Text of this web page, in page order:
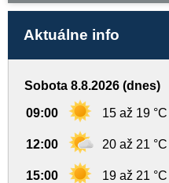
Aktuálne info
Sobota 8.8.2026 (dnes)
09:00 15 až 19 °C
12:00 20 až 21 °C
15:00 19 až 21 °C